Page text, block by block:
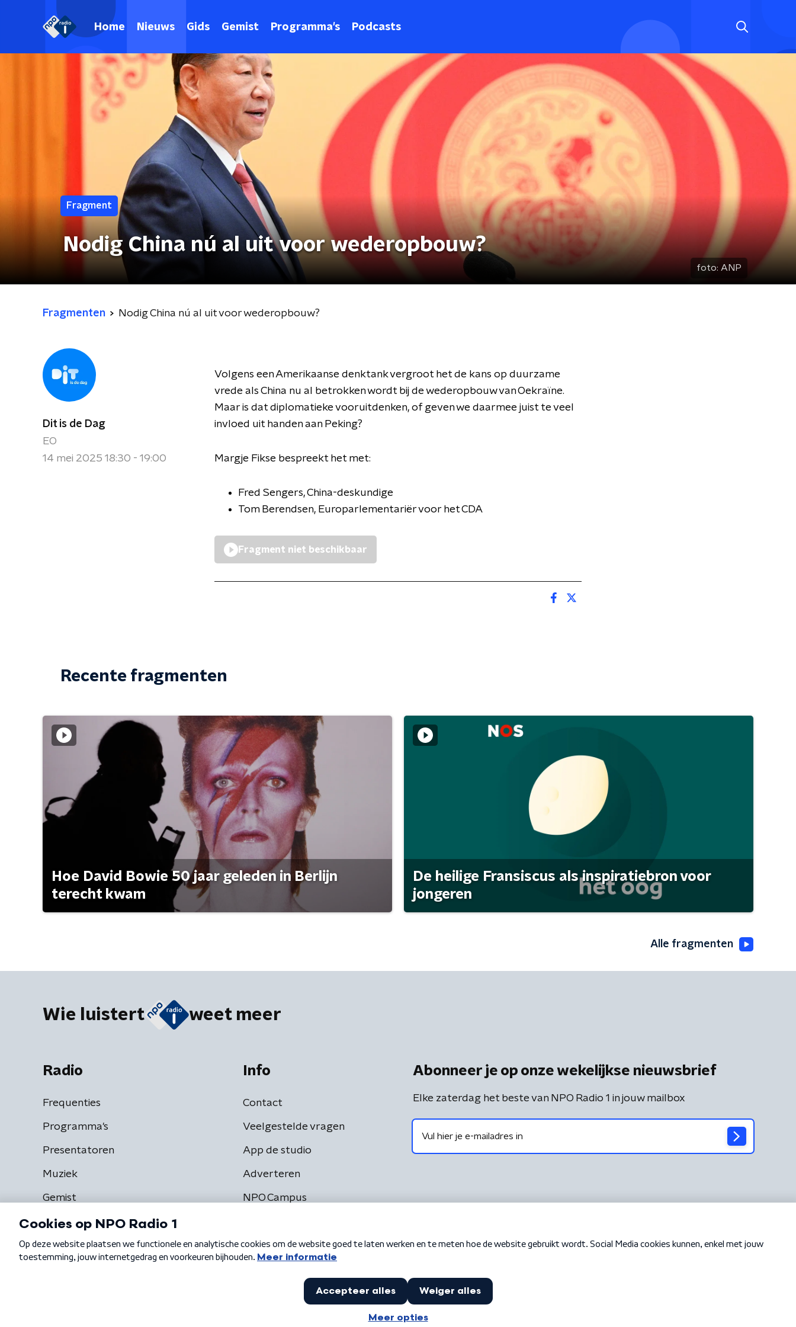
Home Nieuws Gids Gemist Programma's Podcasts
Fragment
Nodig China nú al uit voor wederopbouw?
foto: ANP
Fragmenten Nodig China nú al uit voor wederopbouw?
Dit is de Dag
EO
14 mei 2025 18:30 - 19:00
Volgens een Amerikaanse denktank vergroot het de kans op duurzame
vrede als China nu al betrokken wordt bij de wederopbouw van Oekraïne.
Maar is dat diplomatieke vooruitdenken, of geven we daarmee juist te veel
invloed uit handen aan Peking?
Margje Fikse bespreekt het met:
Fred Sengers, China-deskundige
Tom Berendsen, Europarlementariër voor het CDA
Fragment niet beschikbaar
Recente fragmenten
Hoe David Bowie 50 jaar geleden in Berlijn
terecht kwam
De heilige Fransiscus als inspiratiebron voor
jongeren
Alle fragmenten
Wie luistert weet meer
Radio
Frequenties
Programma's
Presentatoren
Muziek
Gemist
Info
Contact
Veelgestelde vragen
App de studio
Adverteren
NPO Campus
Abonneer je op onze wekelijkse nieuwsbrief
Elke zaterdag het beste van NPO Radio 1 in jouw mailbox
Algemene voorwaarden Privacybeleid